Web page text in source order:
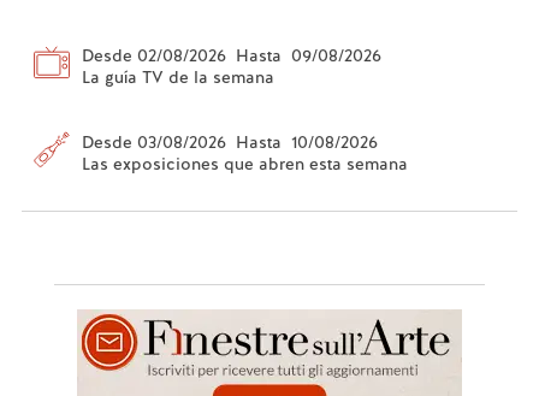
Desde 02/08/2026 Hasta 09/08/2026
La guía TV de la semana
Desde 03/08/2026 Hasta 10/08/2026
Las exposiciones que abren esta semana